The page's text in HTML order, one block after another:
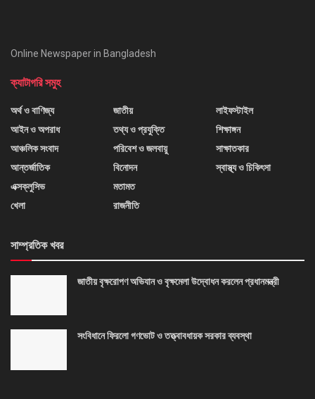
Online Newspaper in Bangladesh
ক্যাটাগরি সমুহ
অর্থ ও বাণিজ্য
আইন ও অপরাধ
আঞ্চলিক সংবাদ
আন্তর্জাতিক
এক্সক্লুসিভ
খেলা
জাতীয়
তথ্য ও প্রযুক্তি
পরিবেশ ও জলবায়ু
বিনোদন
মতামত
রাজনীতি
লাইফস্টাইল
শিক্ষাঙ্গন
সাক্ষাতকার
স্বাস্থ্য ও চিকিৎসা
সাম্প্রতিক খবর
জাতীয় বৃক্ষরোপণ অভিযান ও বৃক্ষমেলা উদ্বোধন করলেন প্রধানমন্ত্রী
সংবিধানে ফিরলো গণভোট ও তত্ত্বাবধায়ক সরকার ব্যবস্থা